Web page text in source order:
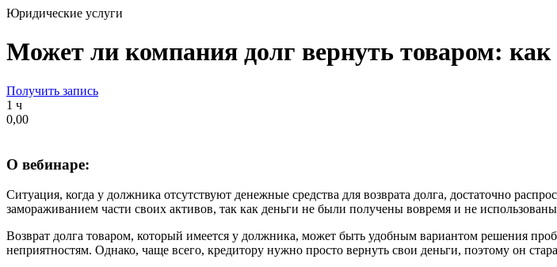
Юридические услуги
Может ли компания долг вернуть товаром:
Получить запись
1 ч
0,00
О вебинаре:
Ситуация, когда у должника отсутствуют денежные средства для возврата долга, достаточно
замораживанием части своих активов, так как деньги не были получены вовремя и не
Возврат долга товаром, который имеется у должника, может быть удобным вариантом решения
неприятностям. Однако, чаще всего, кредитору нужно просто вернуть свои деньги, поэтому он